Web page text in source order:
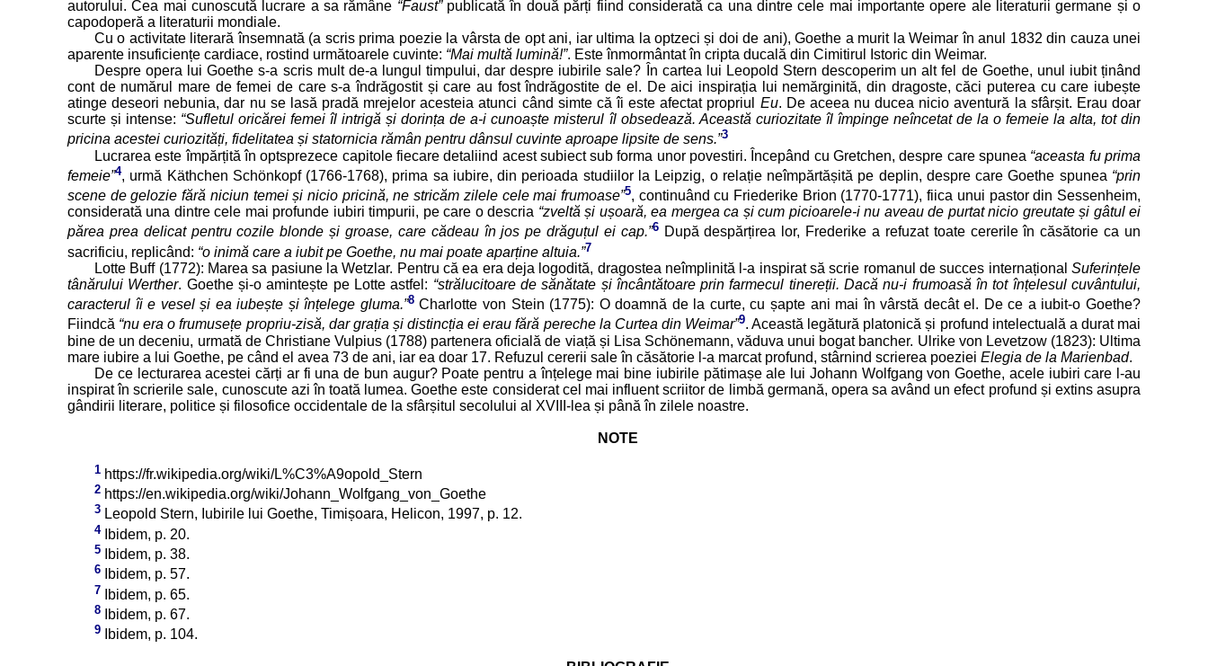
autorului. Cea mai cunoscută lucrare a sa rămâne “Faust”publicată în două părți fiind considerată ca una dintre cele mai importante opere ale literaturii germane și o
capodoperă a literaturii mondiale.
Cu o activitate literară însemnată (a scris prima poezie la vârsta de opt ani, iar ultima la optzeci și doi de ani), Goethe a murit la Weimar în anul 1832 din cauza unei
aparente insuficiențe cardiace, rostind următoarele cuvinte: “Mai multă lumină!”. Este înmormântat în cripta ducală din Cimitirul Istoric din Weimar.
Despre opera lui Goethe s-a scris mult de-a lungul timpului, dar despre iubirile sale? În cartea lui Leopold Stern descoperim un alt fel de Goethe, unul iubit ținând
cont de numărul mare de femei de care s-a îndrăgostit și care au fost îndrăgostite de el. De aici inspirația lui nemărginită, din dragoste, căci puterea cu care iubește
atinge deseori nebunia, dar nu se lasă pradă mrejelor acesteia atunci când simte că îi este afectat propriul Eu. De aceea nu ducea nicio aventură la sfârșit. Erau doar
scurte și intense: “Sufletul oricărei femei îl intrigă și dorința de a-i cunoaște misterul îl obsedează. Această curiozitate îl împinge neîncetat de la o femeie la alta, tot din
pricina acestei curiozități, fidelitatea și statornicia rămân pentru dânsul cuvinte aproape lipsite de sens.”3
Lucrarea este împărțită în optsprezece capitole fiecare detaliind acest subiect sub forma unor povestiri. Începând cu Gretchen, despre care spunea “aceasta fu prima
femeie”4, urmă Käthchen Schönkopf (1766-1768), prima sa iubire, din perioada studiilor la Leipzig, o relație neîmpărtășită pe deplin, despre care Goethe spunea “prin
scene de gelozie fără niciun temei și nicio pricină, ne stricăm zilele cele mai frumoase”5, continuând cu Friederike Brion (1770-1771), fiica unui pastor din Sessenheim,
considerată una dintre cele mai profunde iubiri timpurii, pe care o descria “zveltă și ușoară, ea mergea ca și cum picioarele-i nu aveau de purtat nicio greutate și gâtul ei
părea prea delicat pentru cozile blonde și groase, care cădeau în jos pe drăguțul ei cap.”6După despărțirea lor, Frederike a refuzat toate cererile în căsătorie ca un
sacrificiu, replicând: “o inimă care a iubit pe Goethe, nu mai poate aparține altuia.”7
Lotte Buff (1772): Marea sa pasiune la Wetzlar. Pentru că ea era deja logodită, dragostea neîmplinită l-a inspirat să scrie romanul de succes internațional Suferințele
tânărului Werther. Goethe și-o amintește pe Lotte astfel: “strălucitoare de sănătate și încântătoare prin farmecul tinereții. Dacă nu-i frumoasă în tot înțelesul cuvântului,
caracterul îi e vesel și ea iubește și înțelege gluma.”8Charlotte von Stein (1775): O doamnă de la curte, cu șapte ani mai în vârstă decât el. De ce a iubit-o Goethe?
Fiindcă “nu era o frumusețe propriu-zisă, dar grația și distincția ei erau fără pereche la Curtea din Weimar”9. Această legătură platonică și profund intelectuală a durat mai
bine de un deceniu, urmată de Christiane Vulpius (1788) partenera oficială de viață și Lisa Schönemann, văduva unui bogat bancher. Ulrike von Levetzow (1823): Ultima
mare iubire a lui Goethe, pe când el avea 73 de ani, iar ea doar 17. Refuzul cererii sale în căsătorie l-a marcat profund, stârnind scrierea poeziei Elegia de la Marienbad.
De ce lecturarea acestei cărți ar fi una de bun augur? Poate pentru a înțelege mai bine iubirile pătimașe ale lui Johann Wolfgang von Goethe, acele iubiri care l-au
inspirat în scrierile sale, cunoscute azi în toată lumea. Goethe este considerat cel mai influent scriitor de limbă germană, opera sa având un efect profund și extins asupra
gândirii literare, politice și filosofice occidentale de la sfârșitul secolului al XVIII-lea și până în zilele noastre.
NOTE
1 https://fr.wikipedia.org/wiki/L%C3%A9opold_Stern
2 https://en.wikipedia.org/wiki/Johann_Wolfgang_von_Goethe
3 Leopold Stern, Iubirile lui Goethe, Timișoara, Helicon, 1997, p. 12.
4Ibidem, p. 20.
5 Ibidem, p. 38.
6 Ibidem, p. 57.
7 Ibidem, p. 65.
8 Ibidem, p. 67.
9 Ibidem, p. 104.